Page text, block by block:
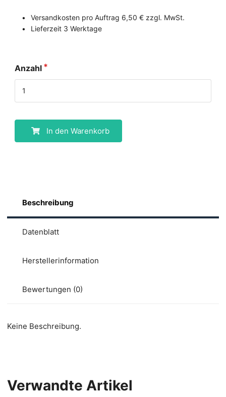
Versandkosten pro Auftrag 6,50 € zzgl. MwSt.
Lieferzeit 3 Werktage
Anzahl
In den Warenkorb
Beschreibung
Datenblatt
Herstellerinformation
Bewertungen (0)
Keine Beschreibung.
Verwandte Artikel